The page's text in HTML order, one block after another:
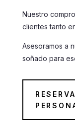
Nuestro
clientes tanto
Asesoramos a
soñado para